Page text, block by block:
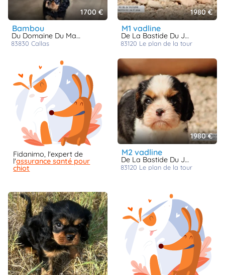
1700 €
bambou
Du Domaine Du Mas D'Or
83830 callas
1980 €
m1 vadline
De La Bastide Du Jas De Jeromes
83120 le plan de la tour
Fidanimo, l'expert de
l'assurance santé pour
chiot
1980 €
m2 vadline
De La Bastide Du Jas De Jeromes
83120 le plan de la tour